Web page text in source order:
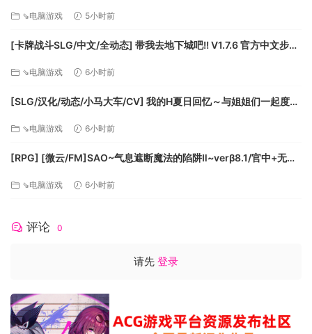
⇘电脑游戏 5小时前
[卡牌战斗SLG/中文/全动态] 带我去地下城吧!! V1.7.6 官方中文步兵
⇘电脑游戏 6小时前
[SLG/汉化/动态/小马大车/CV] 我的H夏日回忆～与姐姐们一起度过
⇘电脑游戏 6小时前
[RPG] [微云/FM]SAO~气息遮断魔法的陷阱Ⅱ~verβ8.1/官中+无码
⇘电脑游戏 6小时前
评论 0
请先 登录